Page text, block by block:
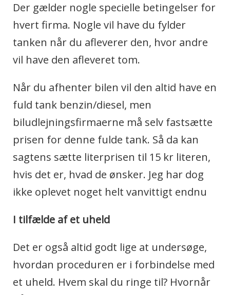
Der gælder nogle specielle betingelser for
hvert firma. Nogle vil have du fylder
tanken når du afleverer den, hvor andre
vil have den afleveret tom.
Når du afhenter bilen vil den altid have en
fuld tank benzin/diesel, men
biludlejningsfirmaerne må selv fastsætte
prisen for denne fulde tank. Så da kan
sagtens sætte literprisen til 15 kr literen,
hvis det er, hvad de ønsker. Jeg har dog
ikke oplevet noget helt vanvittigt endnu
I tilfælde af et uheld
Det er også altid godt lige at undersøge,
hvordan proceduren er i forbindelse med
et uheld. Hvem skal du ringe til? Hvornår